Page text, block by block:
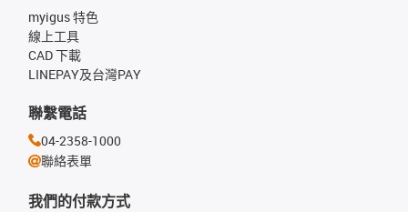
我們的付款方式
myigus 特色
線上工具
CAD 下載
LINEPAY及台灣PAY
聯繫電話
04-2358-1000
聯絡表單